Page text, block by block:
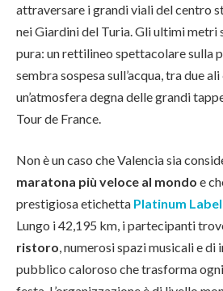
attraversare i grandi viali del centro
nei Giardini del Turia. Gli ultimi metri
pura: un rettilineo spettacolare sulla
sembra sospesa sull’acqua, tra due
un’atmosfera degna delle grandi
Tour de France.
Non è un caso che Valencia sia
maratona più veloce al mondo e
prestigiosa etichetta Platinum Label
Lungo i 42,195 km, i partecipanti
ristoro, numerosi spazi musicali e
pubblico caloroso che trasforma